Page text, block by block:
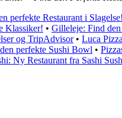
perfekte Restaurant i Slagelse!
Klassiker! • Gilleleje: Find
og TripAdvisor• Luca
perfekte Sushi Bowl •
Ny Restaurant fra Sashi